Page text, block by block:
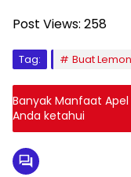
Post Views: 258
Tag: Buat Lemon
Banyak Manfaat
Anda ketahui